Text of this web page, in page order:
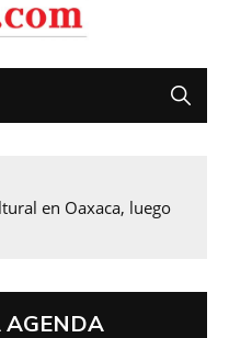
en Oaxaca, luego
AGENDA